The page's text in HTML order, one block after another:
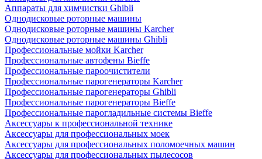
Аппараты для химчистки Ghibli
Однодисковые роторные машины
Однодисковые роторные машины Karcher
Однодисковые роторные машины Ghibli
Профессиональные мойки Karcher
Профессиональные автофены Bieffe
Профессиональные пароочистители
Профессиональные парогенераторы Karcher
Профессиональные парогенераторы Ghibli
Профессиональные парогенераторы Bieffe
Профессиональные парогладильные системы Bieffe
Аксессуары к профессиональной технике
Аксессуары для профессиональных моек
Аксессуары для профессиональных поломоечных машин
Аксессуары для профессиональных пылесосов